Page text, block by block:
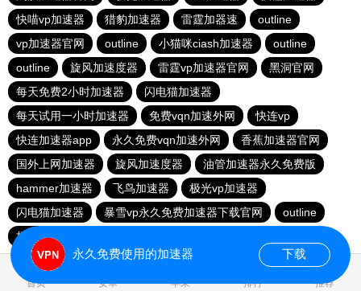
快喵vp加速器
猎豹加速器 雷霆加器速
outline
vp加速器官网
outline 小猫咪ciash加速器
outline
outline
旋风加速度器 雷霆vp加速器官网
黑洞官网
每天免费2小时加速器
闪电猫加速器
每天试用一小时加速器
免费vqn加速外网
快连vp
快连加速器app
永久免费vqn加速外网
香蕉加速器官网
国外上网加速器
旋风加速度器
油管加速器永久免费版
hammer加速器
飞鸟加速器
极光vp加速器
闪电猫加速器
暴雪vp永久免费加速器下载官网
outline
极光加速器
首页 安卓 苹果 排行 推荐
永久免费使用的加速器 下载
0.965678s